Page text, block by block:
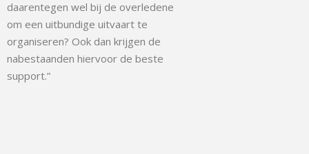
daarentegen wel bij de overledene
om een uitbundige uitvaart te
organiseren? Ook dan krijgen de
nabestaanden hiervoor de beste
support.”